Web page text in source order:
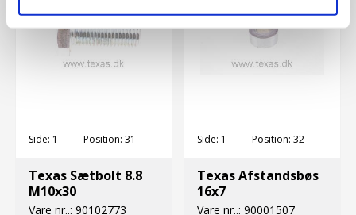
Side: 1 Position: 31
Texas Sætbolt 8.8
M10x30
Vare nr..: 90102773
Side: 1 Position: 32
Texas Afstandsbøs
16x7
Vare nr..: 90001507